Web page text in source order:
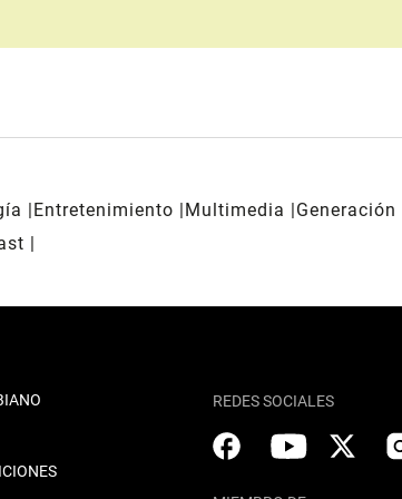
Entretenimiento Multimedia
Generación
REDES SOCIALES